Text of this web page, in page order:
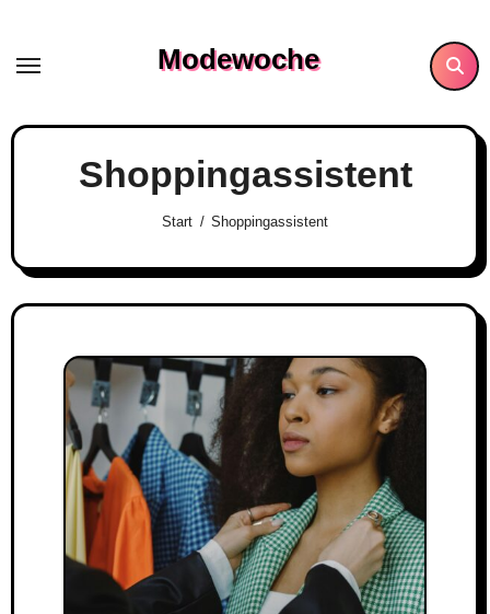
content
Modewoche
Shoppingassistent
Start Shoppingassistent